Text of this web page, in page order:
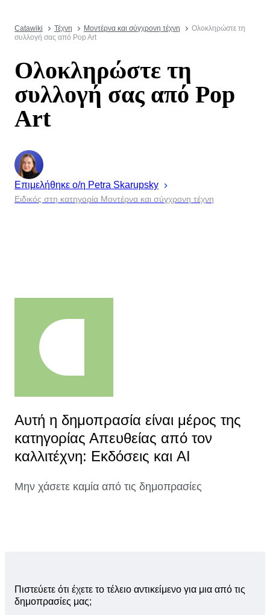
Catawiki Τέχνη Μοντέρνα και σύγχρονη τέχνη
Ολοκληρώστε τη
συλλογή σας από Pop Art
Ολοκληρώστε τη
συλλογή σας από Pop
Art
Επιμελήθηκε ο/η Petra Skarupsky
Ειδικός στη κατηγορία Μοντέρνα και σύγχρονη τέχνη
Αυτή η δημοπρασία είναι μέρος της
κατηγορίας Απευθείας από τον
καλλιτέχνη: Εκδόσεις και AI
Μην χάσετε καμία από τις δημοπρασίες
Πιστεύετε ότι έχετε το τέλειο αντικείμενο για μια από τις
δημοπρασίες μας;